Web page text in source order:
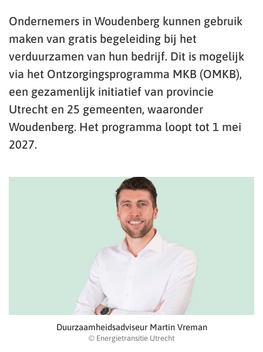
Ondernemers in Woudenberg kunnen gebruik
maken van gratis begeleiding bij het
verduurzamen van hun bedrijf. Dit is mogelijk
via het Ontzorgingsprogramma MKB (OMKB),
een gezamenlijk initiatief van provincie
Utrecht en 25 gemeenten, waaronder
Woudenberg. Het programma loopt tot 1 mei
2027.
Duurzaamheidsadviseur Martin Vreman
© Energietransitie Utrecht